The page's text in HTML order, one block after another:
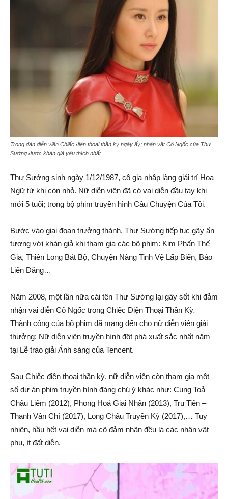
Trong dàn diễn viên Chiếc điện thoại thần kỳ ngày ấy; nhân vật Cô Ngốc của Thư
Sướng được khán giả yêu thích nhất
Thư Sướng sinh ngày 1/12/1987, cô gia nhập làng giải trí Hoa
Ngữ từ khi còn nhỏ. Nữ diễn viên đã có vai diễn đầu tay khi
mới 5 tuổi; trong bộ phim truyền hình Câu Chuyện Của Tôi.
Bước vào giai đoạn trưởng thành, Thư Sướng tiếp tục gây ấn
tượng với khán giả khi tham gia các bộ phim: Kim Phấn Thế
Gia, Thiên Long Bát Bộ, Chuyện Nàng Tinh Vệ Lấp Biển, Bảo
Liên Đăng…
Năm 2008, một lần nữa cái tên Thư Sướng lại gây sốt khi đảm
nhận vai diễn Cô Ngốc trong Chiếc Điện Thoại Thần Kỳ.
Thành công của bộ phim đã mang đến cho nữ diễn viên giải
thưởng: Nữ diễn viên truyền hình đột phá xuất sắc nhất năm
tại Lễ trao giải Ánh sáng của Tencent.
Sau Chiếc điện thoại thần kỳ, nữ diễn viên còn tham gia một
số dự án phim truyền hình đáng chú ý khác như: Cung Toả
Châu Liêm (2012), Phong Hoả Giai Nhân (2013), Tru Tiên –
Thanh Vân Chí (2017), Long Châu Truyền Kỳ (2017),… Tuy
nhiên, hầu hết vai diễn mà cô đảm nhận đều là các nhân vật
phụ, ít đất diễn.